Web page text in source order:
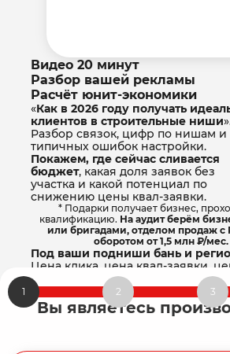
Иван Егоров
Руководитель агентства
НАЧАТЬ ПОЛУЧАТЬ
НА БАНИ с чеком от
Видео 20 минут
Разбор вашей рекламы
Расчёт юнит-экономики
«Как в 2026 году получать
клиентов в строительные ниши
Разбор связок, цифр по нишам и
типичных ошибок настройки.
Покажем, где сейчас сливается
бюджет, какая доля заявок без
участка и какой потенциал по
снижению цены квал-заявки.
* Подарки получает бизнес,
квалификацию. На аудит берём
или бригадами, отделом продаж
оборотом от 1,5 млн ₽/мес.
Под ваши подниши бань и
Цена клика, цена квал-заявки,
замера, цена договора. Чек, при
котором первая сделка окупает
месяц маркетинга.
После прохождения квиза
1 2 3
Вы являетесь